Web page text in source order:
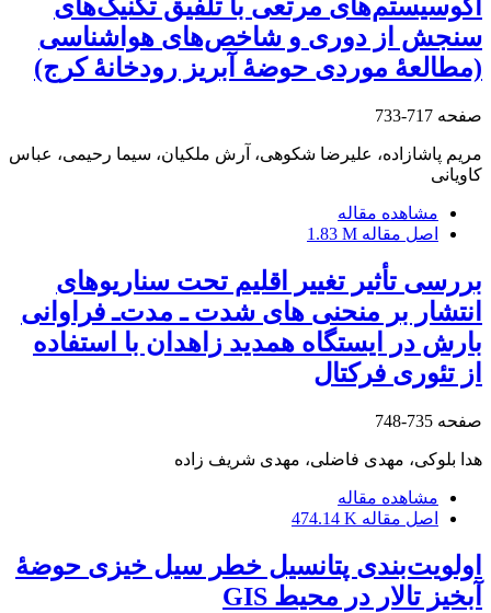
اکوسیستم‌های مرتعی با تلفیق تکنیک‌های
سنجش از دوری و شاخص‌های هواشناسی
(مطالعۀ موردی حوضۀ آبریز رودخانۀ کرج)
صفحه 717-733
مریم پاشازاده، علیرضا شکوهی، آرش ملکیان، سیما رحیمی، عباس
کاویانی
مشاهده مقاله
اصل مقاله 1.83 M
بررسی تأثیر تغییر اقلیم تحت سناریوهای
انتشار بر منحنی‏ های شدت ـ مدت‌ـ فراوانی
بارش در ایستگاه همدید زاهدان با استفاده
از تئوری فرکتال
صفحه 735-748
هدا بلوکی، مهدی فاضلی، مهدی شریف زاده
مشاهده مقاله
اصل مقاله 474.14 K
اولویت‌بندی پتانسیل خطر سیل‏ خیزی حوضۀ
آبخیز تالار در محیط GIS